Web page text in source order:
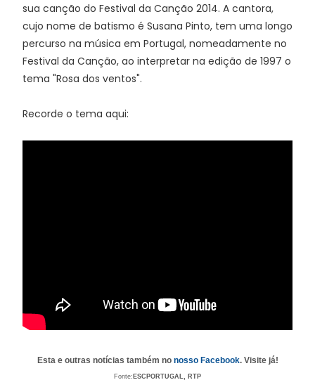
sua canção do Festival da Canção 2014. A cantora,
cujo nome de batismo é Susana Pinto, tem uma longo
percurso na música em Portugal, nomeadamente no
Festival da Canção, ao interpretar na edição de 1997 o
tema "Rosa dos ventos".
Recorde o tema aqui:
Esta e outras notícias também no nosso Facebook. Visite já!
Fonte: ESCPORTUGAL, RTP